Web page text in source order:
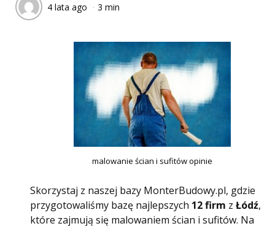
4 lata ago 3 min
malowanie ścian i sufitów opinie
Skorzystaj z naszej bazy MonterBudowy.pl, gdzie
przygotowaliśmy bazę najlepszych 12 firm z Łódź,
które zajmują się malowaniem ścian i sufitów. Na